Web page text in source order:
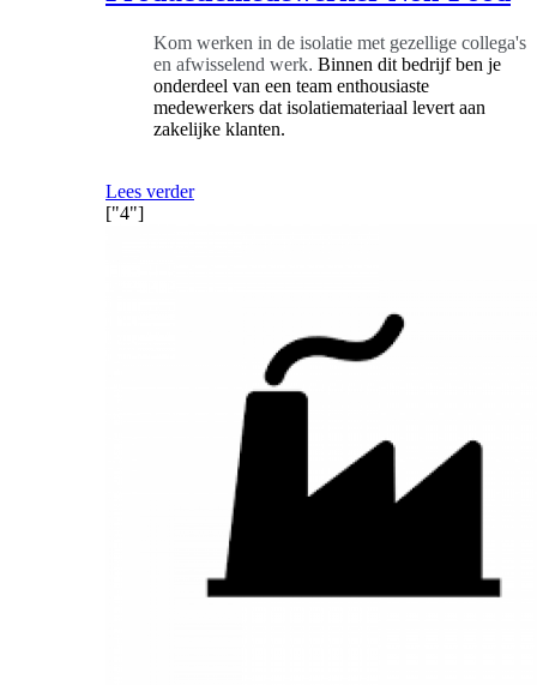
Kom werken in de isolatie met gezellige collega's
en afwisselend werk. Binnen dit bedrijf ben je
onderdeel van een team enthousiaste
medewerkers dat isolatiemateriaal levert aan
zakelijke klanten.
Lees verder
["4"]